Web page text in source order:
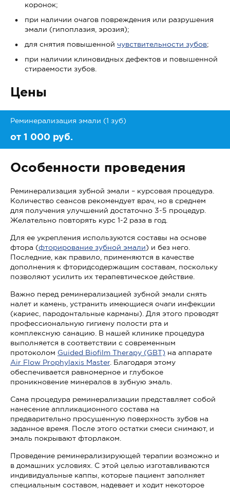
коронок;
при наличии очагов повреждения или разрушения
эмали (гипоплазия, эрозия);
для снятия повышенной чувствительности зубов;
при наличии клиновидных дефектов и повышенной
стираемости зубов.
Цены
Реминерализация эмали (1 зуб)
от 1 000 руб.
Особенности проведения
Реминерализация зубной эмали – курсовая процедура.
Количество сеансов рекомендует врач, но в среднем
для получения улучшений достаточно 3-5 процедур.
Желательно повторять курс 1-2 раза в год.
Для ее укрепления используются составы на основе
фтора (фторирование зубной эмали) и без него.
Последние, как правило, применяются в качестве
дополнения к фторидсодержащим составам, поскольку
позволяют усилить их терапевтическое действие.
Важно перед реминерализацией зубной эмали снять
налет и камень, устранить имеющиеся очаги инфекции
(кариес, пародонтальные карманы). Для этого проводят
профессиональную гигиену полости рта и
комплексную санацию. В нашей клинике процедура
выполняется в соответствии с современным
протоколом Guided Biofilm Therapy (GBT) на аппарате
Air Flow Prophylaxis Master. Благодаря этому
обеспечивается равномерное и глубокое
проникновение минералов в зубную эмаль.
Сама процедура реминерализации представляет собой
нанесение аппликационного состава на
предварительно просушенную поверхность зубов на
заданное время. После этого остатки смеси снимают, и
эмаль покрывают фторлаком.
Проведение реминерализирующей терапии возможно и
в домашних условиях. С этой целью изготавливаются
индивидуальные каппы, которые пациент заполняет
специальным составом, надевает и ходит некоторое